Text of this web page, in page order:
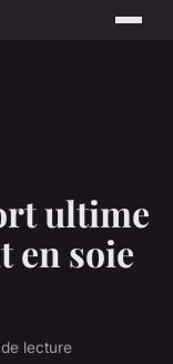
ultime
en soie
lecture